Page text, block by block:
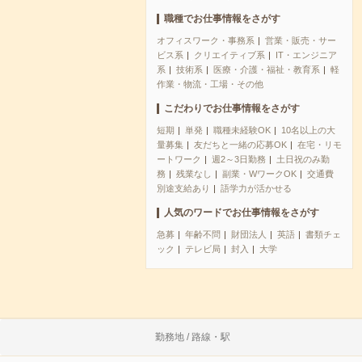
職種でお仕事情報をさがす
オフィスワーク・事務系
営業・販売・サー
ビス系
クリエイティブ系
IT・エンジニア
系
技術系 医療・介護・福祉・教育系
軽
作業・物流・工場・その他
こだわりでお仕事情報をさがす
短期 単発 職種未経験OK
10名以上の大
量募集
友だちと一緒の応募OK
在宅・リモ
ートワーク
週2～3日勤務
土日祝のみ勤
務
残業なし 副業・WワークOK
交通費
別途支給あり
語学力が活かせる
人気のワードでお仕事情報をさがす
急募 年齢不問 財団法人 英語
書類チェ
ック
テレビ局 封入 大学
勤務地 / 路線・駅